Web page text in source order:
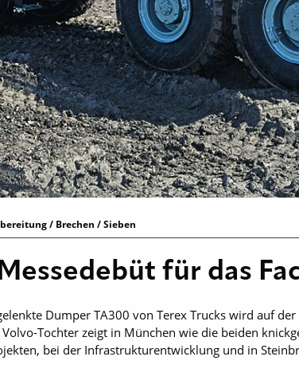
/ Brechen / Sieben
für das
Dumper TA300 von Terex Trucks wird auf
Tochter zeigt in München wie die beiden
bei der Infrastrukturentwicklung und in